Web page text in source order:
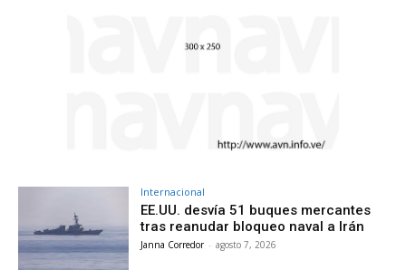
Internacional
EE.UU. desvía 51 buques mercantes
tras reanudar bloqueo naval a Irán
Janna Corredor - agosto 7, 2026